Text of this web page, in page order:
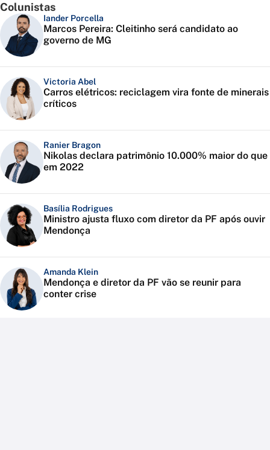
Colunistas
Iander Porcella
Marcos Pereira: Cleitinho será candidato ao
governo de MG
Victoria Abel
Carros elétricos: reciclagem vira fonte de minerais
críticos
Ranier Bragon
Nikolas declara patrimônio 10.000% maior do que
em 2022
Basília Rodrigues
Ministro ajusta fluxo com diretor da PF após ouvir
Mendonça
Amanda Klein
Mendonça e diretor da PF vão se reunir para
conter crise